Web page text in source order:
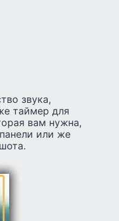
звука,
таймер для
вам нужна,
или же